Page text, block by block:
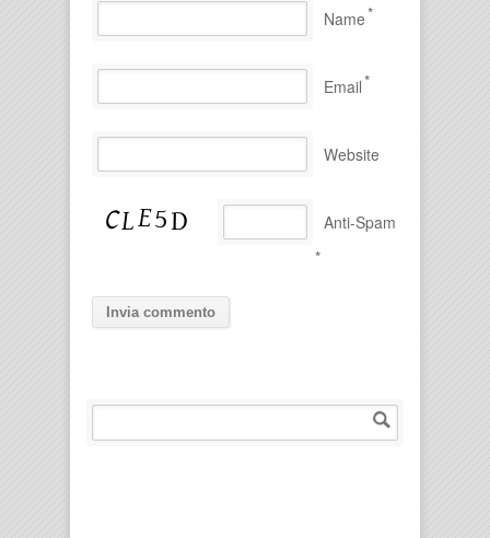
Name*
Email*
Website
Anti-Spam
*